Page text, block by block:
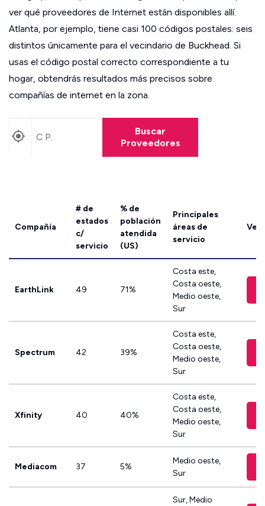
ver qué proveedores de Internet están disponibles allí.
Atlanta, por ejemplo, tiene casi 100 códigos postales: seis
distintos únicamente para el vecindario de Buckhead. Si
usas el código postal correcto correspondiente a tu
hogar, obtendrás resultados más precisos sobre
compañías de internet en la zona.
Buscar
Proveedores
Compañía
# de
estados
c/
servicio
% de
población
atendida
(US)
Principales
áreas de
servicio
Ver
EarthLink 49 71%
Costa este,
Costa oeste,
Medio oeste,
Sur
Spectrum 42 39%
Costa este,
Costa oeste,
Medio oeste,
Sur
Xfinity 40 40%
Costa este,
Costa oeste,
Medio oeste,
Sur
Mediacom 37 5%
Medio oeste,
Sur
Sur, Medio